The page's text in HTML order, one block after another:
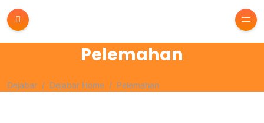
Pelemahan
Dejabar Dejabar Home Pelemahan